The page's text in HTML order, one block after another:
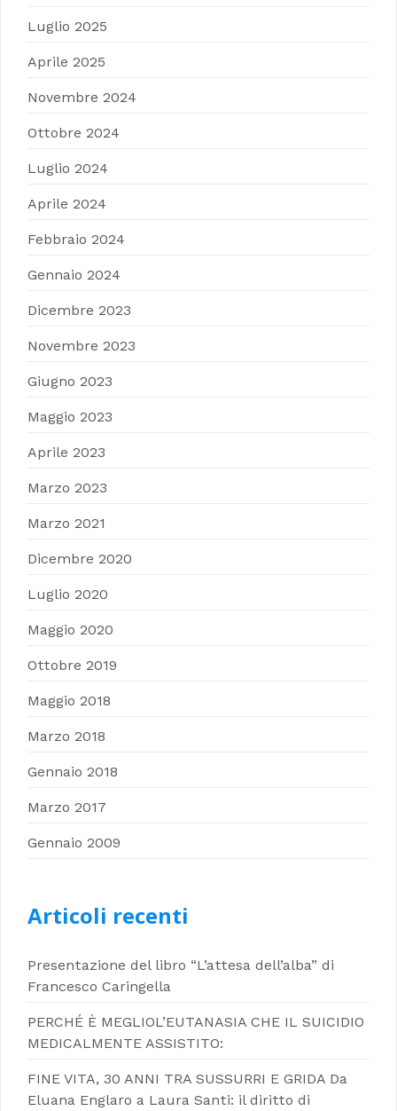
Luglio 2025
Aprile 2025
Novembre 2024
Ottobre 2024
Luglio 2024
Aprile 2024
Febbraio 2024
Gennaio 2024
Dicembre 2023
Novembre 2023
Giugno 2023
Maggio 2023
Aprile 2023
Marzo 2023
Marzo 2021
Dicembre 2020
Luglio 2020
Maggio 2020
Ottobre 2019
Maggio 2018
Marzo 2018
Gennaio 2018
Marzo 2017
Gennaio 2009
Articoli recenti
Presentazione del libro “L’attesa dell’alba” di
Francesco Caringella
PERCHÉ È MEGLIOL’EUTANASIA CHE IL SUICIDIO
MEDICALMENTE ASSISTITO:
FINE VITA, 30 ANNI TRA SUSSURRI E GRIDA Da
Eluana Englaro a Laura Santi: il diritto di